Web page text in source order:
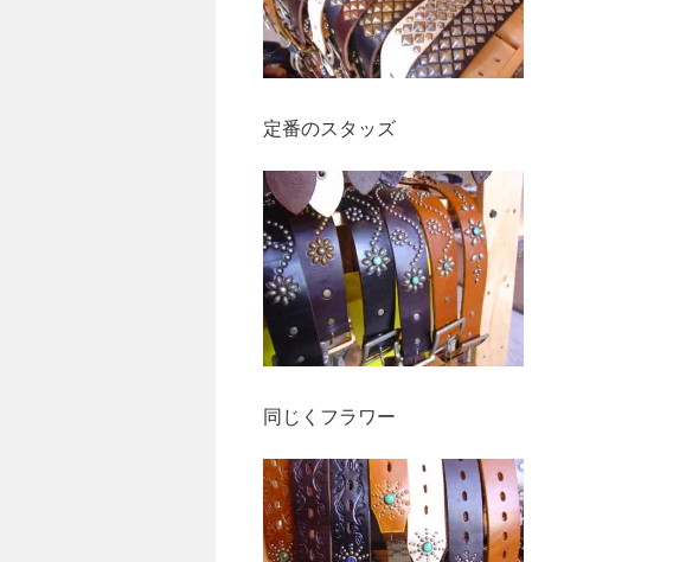
定番のスタッズ
同じくフラワー